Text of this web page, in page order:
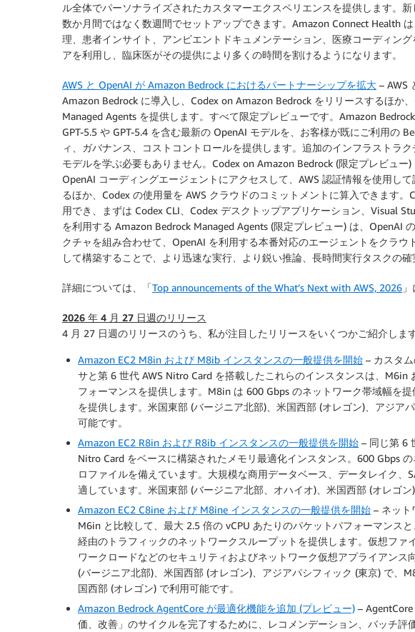
ル全体でパーソナライズされたカスタマーエクスペリエンスを提供します。
数か月間ではなく数週間でセットアップできます。Amazon Connect Health
理、患者インサイト、アンビエントドキュメンテーション、医療コーディン
アを利用し、臨床医がその提供により多くの時間を割けるようになります。
AWS と OpenAI が Amazon Bedrock におけるパートナーシップを拡大 – AWS
Amazon Bedrock に導入し、Codex on Amazon Bedrock をリリースするほか
Managed Agents を提供します。すべて限定プレビューです。Amazon
GPT-5.5 や GPT-5.4 を含む最新の OpenAI モデルを、お客様が既にご利用の
ィ、ガバナンス、コストコントロールを提供します。追加のインフラストラ
モデルを学ぶ必要もありません。Codex on Amazon Bedrock (限定プレビュー
OpenAI コーディングエージェントにアクセスして、AWS 認証情報を使用し
るほか、Codex の使用量を AWS クラウドのコミットメントに算入できます。
用でき、まずは Codex CLI、Codex デスクトップアプリケーション、Visual
を利用する Amazon Bedrock Managed Agents (限定プレビュー) は、OpenAI
クチャを組み合わせて、OpenAI を利用する本番対応のエージェントをクラウ
して構築することで、より迅速な実行、より鋭い推論、長時間実行タスクの確
詳細については、「Top announcements of the What’s Next with AWS, 2026
2026 年 4 月 27 日週のリリース
4 月 27 日週のリリースのうち、私が注目したリリースをいくつかご紹介しま
Amazon EC2 M8in および M8ib インスタンスの一般提供を開始 – カスタ
サと第 6 世代 AWS Nitro Card を搭載したこれらのインスタンスは、
フォーマンスを提供します。M8in は 600 Gbps のネットワーク帯域幅を
を提供します。米国東部 (バージニア北部)、米国西部 (オレゴン)、アジア
可能です。
Amazon EC2 R8in および R8ib インスタンスの一般提供を開始 – 同じ第 6
Nitro Card をベースに構築されたメモリ最適化インスタンス。600 Gbps
ロファイルを備えています。大規模な商用データベース、データレイク、
適しています。米国東部 (バージニア北部、オハイオ)、米国西部 (オレゴン
Amazon EC2 C8ine および M8ine インスタンスの一般提供を開始 – ネット
M6in と比較して、最大 2.5 倍の vCPU あたりのパケットパフォーマンス
経由のトラフィックのネットワークスループットを提供します。仮想ファ
ワークロードなどのセキュリティおよびネットワーク仮想アプライアンス
(バージニア北部)、米国西部 (オレゴン)、アジアパシフィック (東京) で、
国西部 (オレゴン) で利用可能です。
Amazon Bedrock AgentCore が最適化機能を追加 (プレビュー) –
価、改善」のサイクルを完了するために、レコメンデーション、バッチ評